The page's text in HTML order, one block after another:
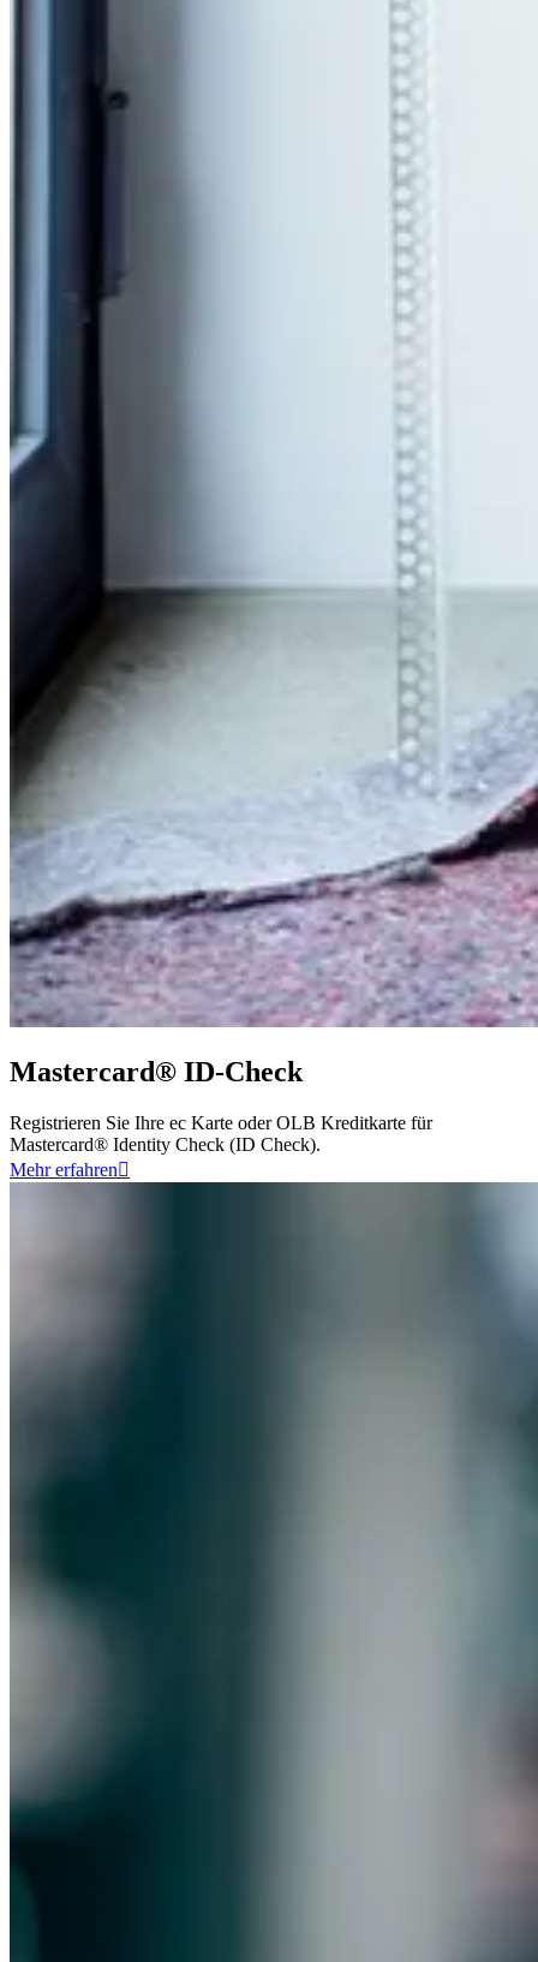
Mastercard® ID-Check
Registrieren Sie Ihre ec Karte oder OLB Kreditkarte für
Mastercard® Identity Check (ID Check).
Mehr erfahren